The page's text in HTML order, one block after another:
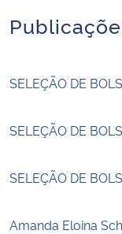
SELEÇÃO DE
SELEÇÃO DE
SELEÇÃO DE
Amanda Eloina